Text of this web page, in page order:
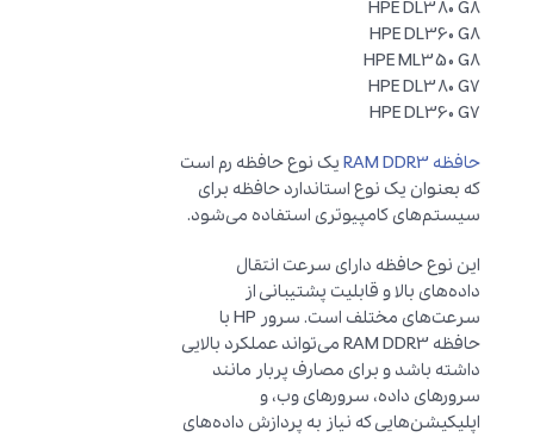
HPE DL380 G8
HPE DL360 G8
HPE ML350 G8
HPE DL380 G7
HPE DL360 G7
حافظه RAM DDR3
یک نوع حافظه رم است
که بعنوان یک نوع استاندارد حافظه برای
سیستم‌های کامپیوتری استفاده می‌شود.
این نوع حافظه دارای سرعت انتقال
داده‌های بالا و قابلیت پشتیبانی از
سرعت‌های مختلف است. سرور HP با
حافظه RAM DDR3 می‌تواند عملکرد بالایی
داشته باشد و برای مصارف پربار مانند
سرورهای داده، سرورهای وب، و
اپلیکیشن‌هایی که نیاز به پردازش داده‌های